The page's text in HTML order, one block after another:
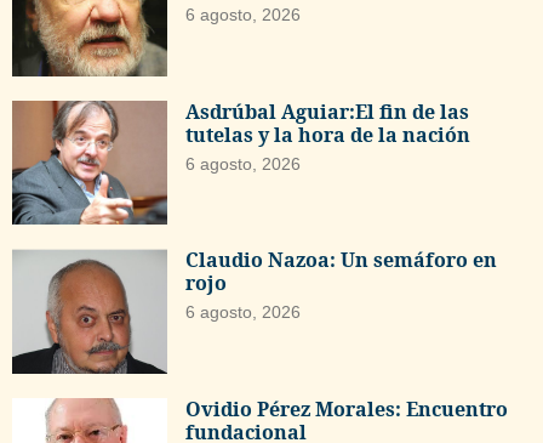
6 agosto, 2026
Asdrúbal Aguiar:El fin de las
tutelas y la hora de la nación
6 agosto, 2026
Claudio Nazoa: Un semáforo en
rojo
6 agosto, 2026
Ovidio Pérez Morales: Encuentro
fundacional